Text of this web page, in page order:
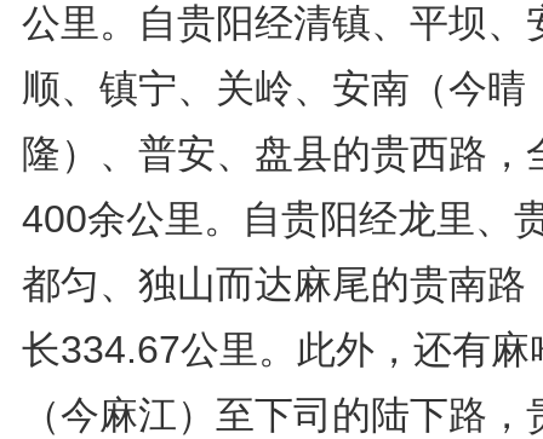
公里。自贵阳经清镇、平坝、
顺、镇宁、关岭、安南（今晴
隆）、普安、盘县的贵西路，
400余公里。自贵阳经龙里、
都匀、独山而达麻尾的贵南路
长334.67公里。此外，还有麻
（今麻江）至下司的陆下路，